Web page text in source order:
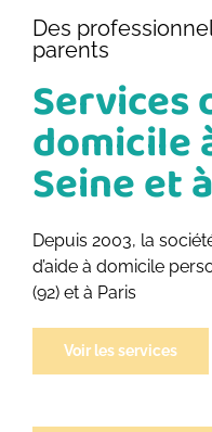
Des
parents
Services
domicile
Seine et
Depuis 2003, la
d’aide à domicile
(92) et à Paris
Voir les services